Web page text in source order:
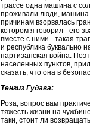
трассе одна машина с
проживали люди, машина
причинам взорвалась
котором я говорил - его
вместе с ними - такая
и республика буквально
партизанская война.
населенных пунктов,
сказать, что она в
Тенгиз Гудава:
Роза, вопрос вам
тяжесть жизни на
таки, стоит ли